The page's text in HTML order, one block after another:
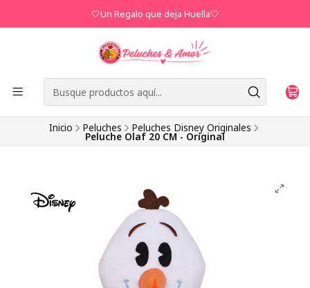
🤍Un Regalo que deja Huella🤍
Inicio Peluches Peluches Disney Originales
Peluche Olaf 20 CM - Original